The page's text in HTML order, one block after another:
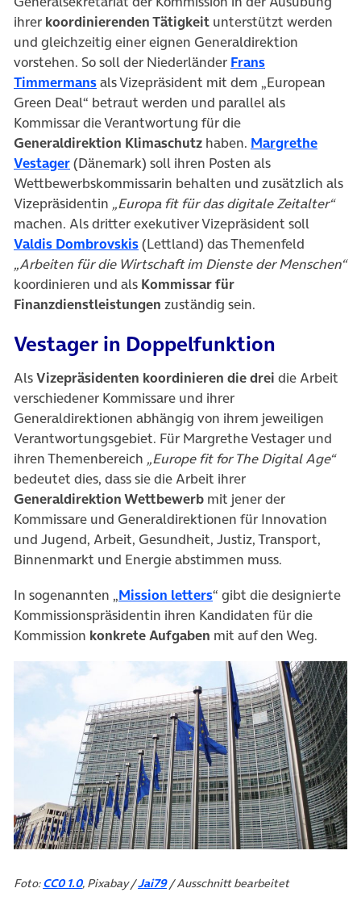
ihrer koordinierenden Tätigkeit unterstützt werden
und gleichzeitig einer eignen Generaldirektion
vorstehen. So soll der Niederländer Frans
Timmermans(öffnet in neuem Tab)
als Vizepräsident mit dem „European
Green Deal“ betraut werden und parallel als
Kommissar die Verantwortung für die
Generaldirektion Klimaschutz haben. Margrethe
Vestager(öffnet in neuem Tab)
(Dänemark) soll ihren Posten als
Wettbewerbskommissarin behalten und zusätzlich als
Vizepräsidentin „Europa fit für das digitale Zeitalter“
machen. Als dritter exekutiver Vizepräsident soll
Valdis Dombrovskis(öffnet in neuem Tab)
(Lettland) das Themenfeld
„Arbeiten für die Wirtschaft im Dienste der Menschen“
koordinieren und als Kommissar für
Finanzdienstleistungen zuständig sein.
Vestager in Doppelfunktion
AlsVizepräsidenten koordinieren die drei die Arbeit
verschiedener Kommissare und ihrer
Generaldirektionen abhängig von ihrem jeweiligen
Verantwortungsgebiet. Für Margrethe Vestager und
ihren Themenbereich „Europe fit for The Digital Age“
bedeutet dies, dass sie die Arbeit ihrer
Generaldirektion Wettbewerb mit jener der
Kommissare und Generaldirektionen für Innovation
und Jugend, Arbeit, Gesundheit, Justiz, Transport,
Binnenmarkt und Energie abstimmen muss.
In sogenannten „Mission letters(öffnet in neuem Tab)
“ gibt die designierte
Kommissionspräsidentin ihren Kandidaten für die
Kommission konkrete Aufgaben mit auf den Weg.
Foto:CC0 1.0, Pixabay /Jai79/ Ausschnitt bearbeitet